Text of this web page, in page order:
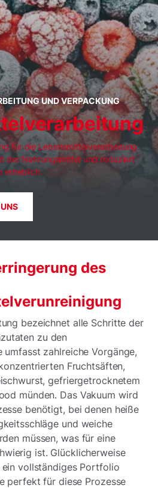
UND VERPACKUNG
für die Lebensmittelverarbeitung
der Nahrungsmittel und reduziert
erheblich.
des
bezeichnet alle Schritte der
zu den
umfasst zahlreiche Vorgänge,
Fruchtsäften,
gefriergetrocknetem
münden. Das Vakuum wird
benötigt, bei denen heiße
und weiche
müssen, was für eine
ist. Glücklicherweise
vollständiges Portfolio
perfekt für diese Prozesse